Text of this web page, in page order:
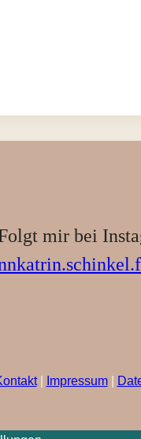
mir bei
| Impressum|